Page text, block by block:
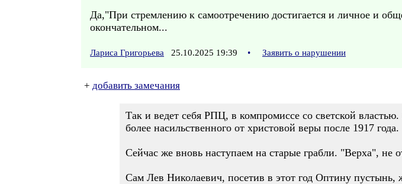
Да,"При стремлению к самоотречению достигается и личное и
окончательном...
Лариса Григорьева 25.10.2025 19:39 • Заявить о нарушении
+ добавить замечания
Так и ведет себя РПЦ, в компромиссе со светской
более насильственного от христовой веры после 1917 года.
Сейчас же вновь наступаем на старые грабли. "Верха", не
Сам Лев Николаевич, посетив в этот год Оптину пустынь,